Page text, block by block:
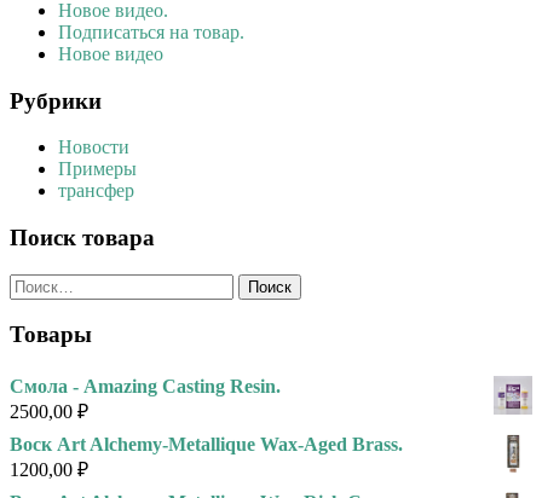
Новое видео.
Подписаться на товар.
Новое видео
Рубрики
Новости
Примеры
трансфер
Поиск товара
Найти:
Товары
Смола - Amazing Casting Resin.
2500,00 ₽
Воск Art Alchemy-Metallique Wax-Aged Brass.
1200,00 ₽